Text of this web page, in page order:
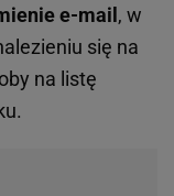
e-mail , w
się na
na listę